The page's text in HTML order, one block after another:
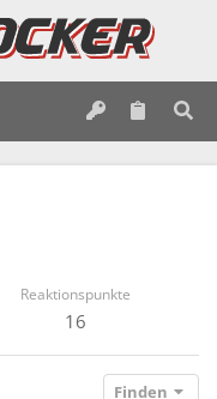
Reaktionspunkte
16
Finden